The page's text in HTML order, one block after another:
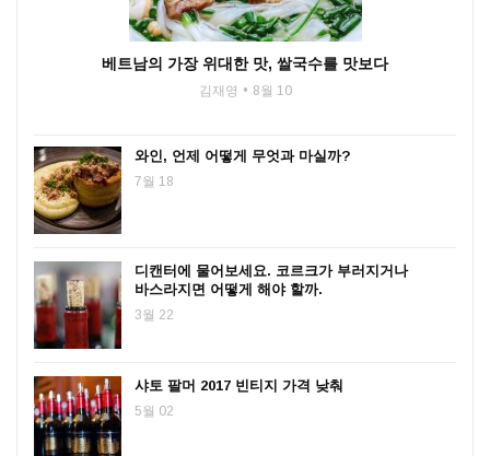
베트남의 가장 위대한 맛, 쌀국수를 맛보다
김재영 8월 10
와인, 언제 어떻게 무엇과 마실까?
7월 18
디캔터에 물어보세요. 코르크가 부러지거나
바스라지면 어떻게 해야 할까.
3월 22
샤토 팔머 2017 빈티지 가격 낮춰
5월 02